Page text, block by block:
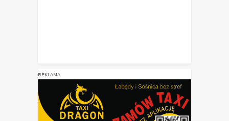
REKLAMA